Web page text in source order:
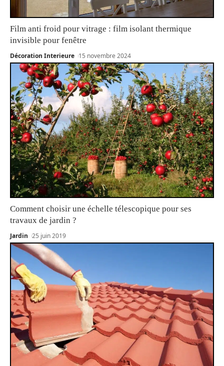
Film anti froid pour vitrage : film isolant thermique
invisible pour fenêtre
Décoration Interieure 15 novembre 2024
Comment choisir une échelle télescopique pour ses
travaux de jardin ?
Jardin 25 juin 2019